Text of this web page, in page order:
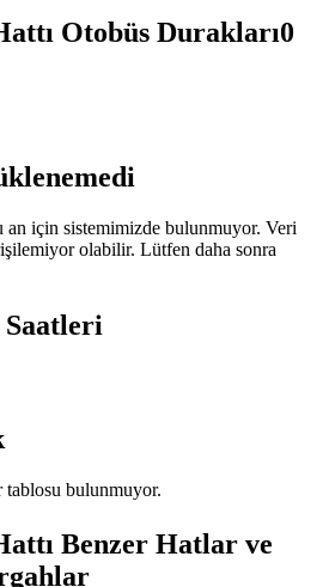
Otobüs Durakları0
an için sistemimizde bulunmuyor. Veri
olabilir. Lütfen daha sonra
Saatleri
tablosu bulunmuyor.
Benzer Hatlar ve